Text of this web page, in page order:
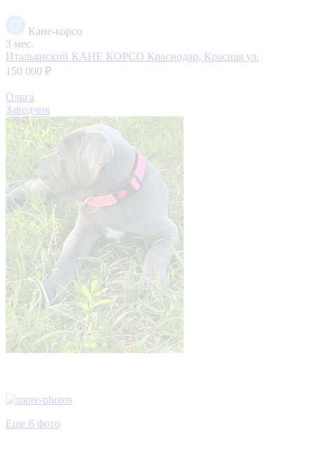
Кане-корсо
3 мес.
Итальянский КАНЕ КОРСО Краснодар, Красная ул.
150 000 ₽
Ольга
Заводчик
Еще 6 фото